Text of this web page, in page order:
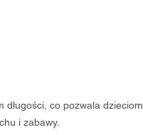
co pozwala dzieciom
i zabawy.